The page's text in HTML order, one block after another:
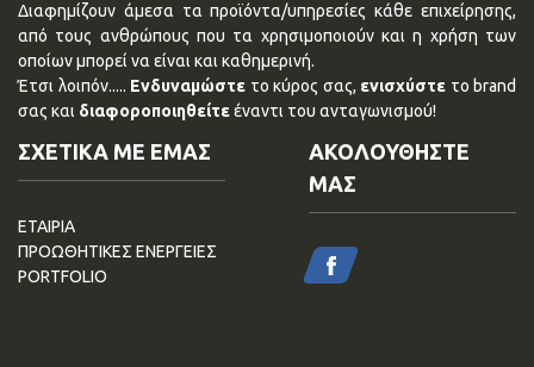
Διαφημίζουν άμεσα τα προϊόντα/υπηρεσίες κάθε επιχείρησης,
από τους ανθρώπους που τα χρησιμοποιούν και η χρήση των
οποίων μπορεί να είναι και καθημερινή.
Έτσι λοιπόν..... Ενδυναμώστε το κύρος σας, ενισχύστε το brand
σας και διαφοροποιηθείτεέναντι του ανταγωνισμού!
ΣΧΕΤΙΚΑ ΜΕ ΕΜΑΣ
ΕΤΑΙΡΙΑ
ΠΡΟΩΘΗΤΙΚΕΣ ΕΝΕΡΓΕΙΕΣ
PORTFOLIO
ΑΚΟΛΟΥΘΗΣΤΕ
ΜΑΣ